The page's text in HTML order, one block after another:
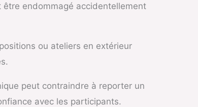
être endommagé accidentellement
ou ateliers en extérieur
peut contraindre à reporter un
avec les participants.